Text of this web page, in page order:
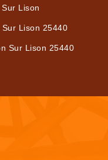
Lison
Lison 25440
Sur Lison 25440